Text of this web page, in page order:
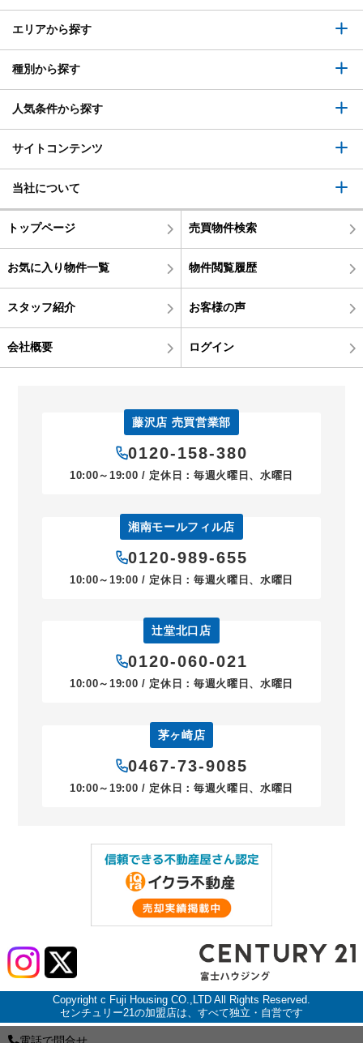
エリアから探す
種別から探す
人気条件から探す
サイトコンテンツ
当社について
トップページ 売買物件検索
お気に入り物件一覧 物件閲覧履歴
スタッフ紹介 お客様の声
会社概要 ログイン
藤沢店 売買営業部
0120-158-380
10:00～19:00 / 定休日：毎週火曜日、水曜日
湘南モールフィル店
0120-989-655
10:00～19:00 / 定休日：毎週火曜日、水曜日
辻堂北口店
0120-060-021
10:00～19:00 / 定休日：毎週火曜日、水曜日
茅ヶ崎店
0467-73-9085
10:00～19:00 / 定休日：毎週火曜日、水曜日
Copyright c Fuji Housing CO.,LTD All Rights Reserved.
センチュリー21の加盟店は、すべて独立・自営です